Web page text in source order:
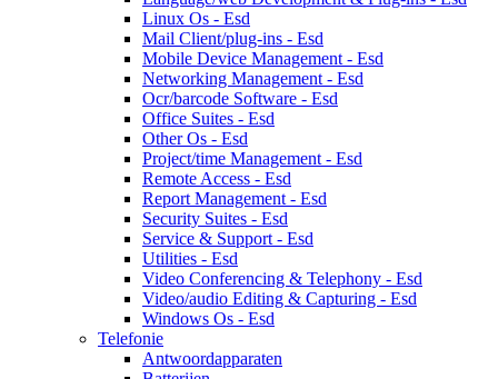
Linux Os - Esd
Mail Client/plug-ins - Esd
Mobile Device Management - Esd
Networking Management - Esd
Ocr/barcode Software - Esd
Office Suites - Esd
Other Os - Esd
Project/time Management - Esd
Remote Access - Esd
Report Management - Esd
Security Suites - Esd
Service & Support - Esd
Utilities - Esd
Video Conferencing & Telephony - Esd
Video/audio Editing & Capturing - Esd
Windows Os - Esd
Telefonie
Antwoordapparaten